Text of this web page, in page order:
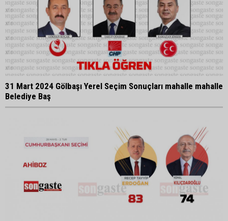
31 Mart 2024 Gölbaşı Yerel Seçim Sonuçları mahalle mahalle
Belediye Baş